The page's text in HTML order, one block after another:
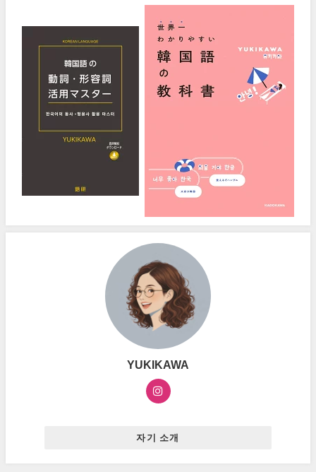
YUKIKAWA
자기 소개